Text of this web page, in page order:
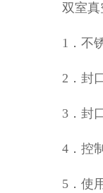
双室真
1．不
2．封
3．封
4．控
5．使